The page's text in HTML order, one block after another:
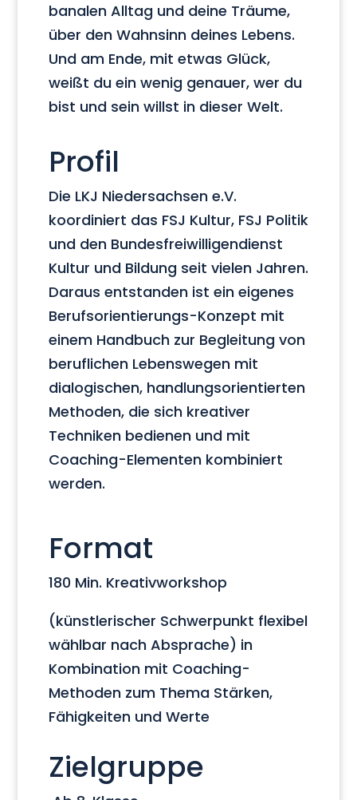
banalen Alltag und deine Träume,
über den Wahnsinn deines Lebens.
Und am Ende, mit etwas Glück,
weißt du ein wenig genauer, wer du
bist und sein willst in dieser Welt.
Profil
Die LKJ Niedersachsen e.V.
koordiniert das FSJ Kultur, FSJ Politik
und den Bundesfreiwilligendienst
Kultur und Bildung seit vielen Jahren.
Daraus entstanden ist ein eigenes
Berufsorientierungs-Konzept mit
einem Handbuch zur Begleitung von
beruflichen Lebenswegen mit
dialogischen, handlungsorientierten
Methoden, die sich kreativer
Techniken bedienen und mit
Coaching-Elementen kombiniert
werden.
Format
180 Min. Kreativworkshop
(künstlerischer Schwerpunkt flexibel
wählbar nach Absprache) in
Kombination mit Coaching-
Methoden zum Thema Stärken,
Fähigkeiten und Werte
Zielgruppe